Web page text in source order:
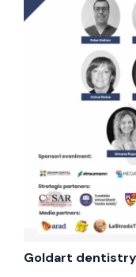
Goldart